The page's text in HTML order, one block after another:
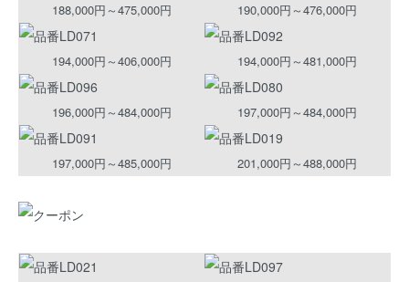
188,000円～475,000円 190,000円～476,000円
194,000円～406,000円 194,000円～481,000円
196,000円～484,000円 197,000円～484,000円
197,000円～485,000円 201,000円～488,000円